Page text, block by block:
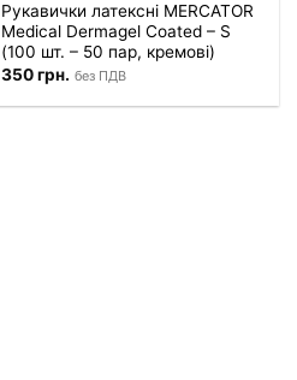
Рукавички латексні MERCATOR
Medical Dermagel Coated – S
(100 шт. – 50 пар, кремові)
350грн. без ПДВ